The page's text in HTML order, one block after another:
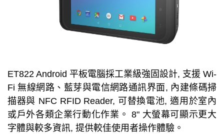
ET822 Android 平板電腦採工業級強固設計, 支援 Wi-
Fi 無線網路、藍芽與電信網路通訊界面, 內建條碼掃
描器與 NFC RFID Reader, 可替換電池, 適用於室內
或戶外各類企業行動化作業。 8" 大螢幕可顯示更大
字體與較多資訊, 提供較佳使用者操作體驗。